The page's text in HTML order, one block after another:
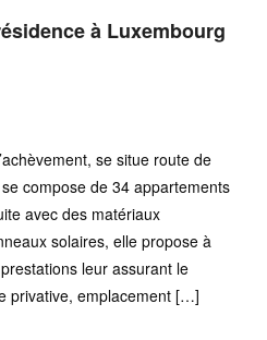
à Luxembourg
se situe route de
compose de 34 appartements
avec des matériaux
solaires, elle propose à
leur assurant le
privative, emplacement […]